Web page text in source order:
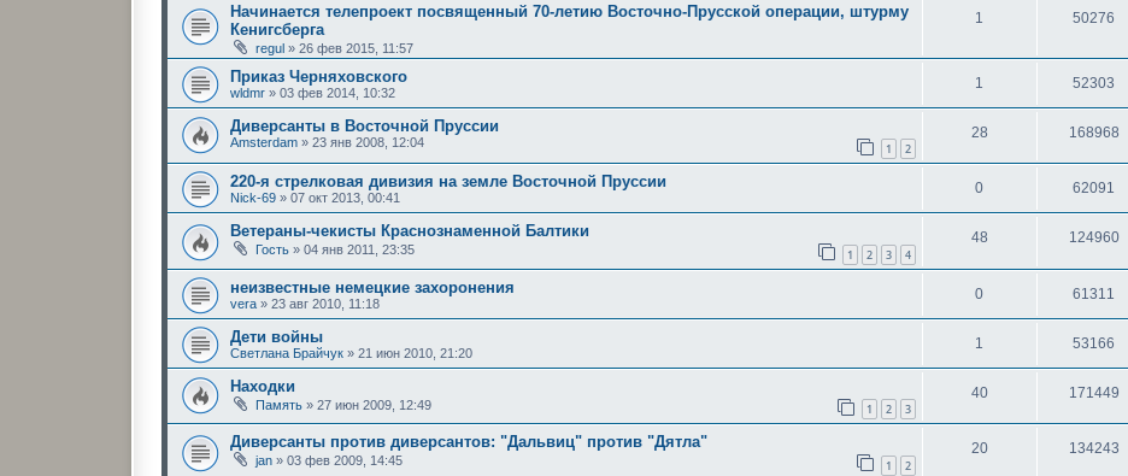
Начинается телепроект посвященный 70-летию Восточно-Прусской операции, штурму
Кенигсберга
regul »26 фев 2015, 11:57
1 50276
Приказ Черняховского
wldmr »03 фев 2014, 10:32
1 52303
Диверсанты в Восточной Пруссии
Amsterdam »23 янв 2008, 12:04 1 2
28 168968
220-я стрелковая дивизия на земле Восточной Пруссии
Nick-69 »07 окт 2013, 00:41
0 62091
Ветераны-чекисты Краснознаменной Балтики
Гость »04 янв 2011, 23:35 1 2 3 4
48 124960
неизвестные немецкие захоронения
vera »23 авг 2010, 11:18
0 61311
Дети войны
Светлана Брайчук »21 июн 2010, 21:20
1 53166
Находки
Память »27 июн 2009, 12:49 1 2 3
40 171449
Диверсанты против диверсантов: "Дальвиц" против "Дятла"
jan »03 фев 2009, 14:45 1 2
20 134243